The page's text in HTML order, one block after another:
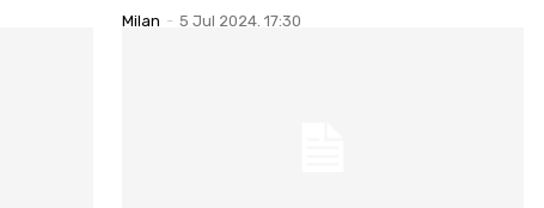
Milan - 5 Jul 2024. 17:30